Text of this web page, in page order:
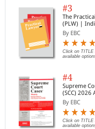
#3
The
(PLW) |
Widely Read
Magazine |
Digest of
Briefs |
| Legal
By EBC
Click on TITLE
available
#4
Supreme
(SCC) 2026
Subscription
By EBC
Click on TITLE
available